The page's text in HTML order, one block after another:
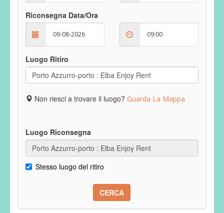
Riconsegna Data/Ora
Luogo Ritiro
Non riesci a trovare il luogo? Guarda La Mappa
Luogo Riconsegna
Stesso luogo del ritiro
CERCA